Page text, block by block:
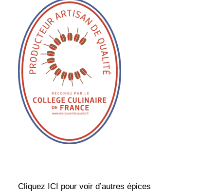
Cliquez ICI pour voir d’autres épices